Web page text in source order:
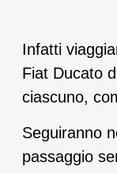
Infatti
Fiat Ducato
ciascuno,
Seguiranno
passaggio